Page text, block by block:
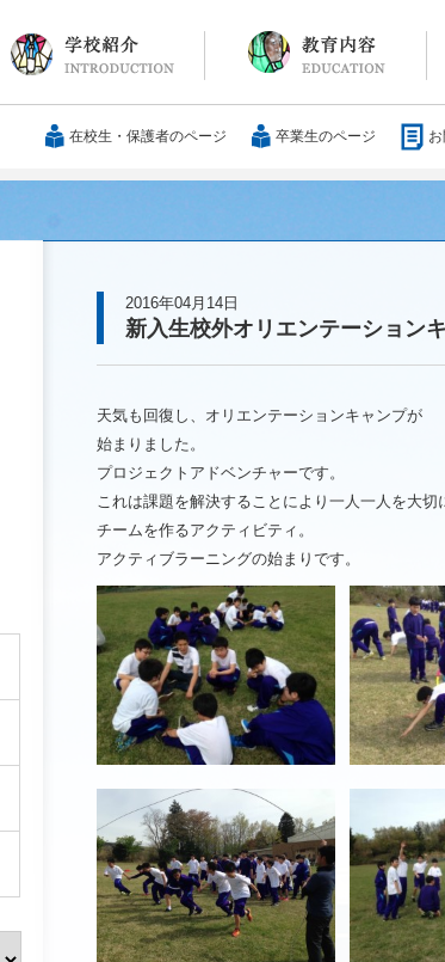
校長メッセージ
教育方針・沿革
施設紹介
交通アクセス 25歳の男づくり
カリキュラム
教科
国際交流
大学合格実績
在校生・保護者のページ 卒業生のページ
2016年04月14日
新入生校外オリエンテーション
天気も回復し、オリエンテーションキャンプが
始まりました。
プロジェクトアドベンチャーです。
これは課題を解決することにより一人一人を大切
チームを作るアクティビティ。
アクティブラーニングの始まりです。